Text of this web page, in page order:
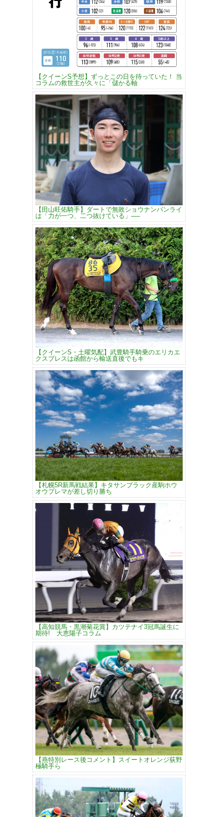
【クイーンS予想】ずっとこの日を待っていた！ 当
コラムの救世主が久々に「儲かる軸
【田山旺佑騎手】ダートで無敗ショウナンバンライ
は「力が一つ、二つ抜けている」──
【クイーンS・土曜気配】武豊騎手騎乗のエリカエ
クスプレスは函館から輸送直後でもキ
【札幌5R新馬戦結果】キタサンブラック産駒ホウ
オウプレマが差し切り勝ち
【高知競馬・黒潮菊花賞】カツテナイ3冠馬誕生に
期待! 大恵陽子コラム
【燕特別レース後コメント】スイートオレンジ荻野
極騎手ら